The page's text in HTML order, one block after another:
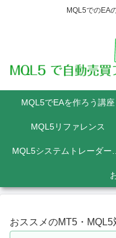
MQL5でのEA
MQL5でEAを作ろう講座
MQL5リファレンス
MQL5システ
おススメのMT5・